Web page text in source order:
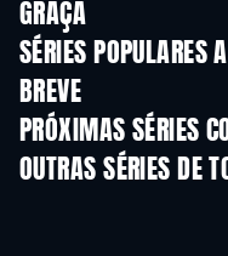
GRAÇA
SÉRIES POPULARES
BREVE
PRÓXIMAS SÉRIES
Temporada 6
OUTRAS SÉRIES DE
Série